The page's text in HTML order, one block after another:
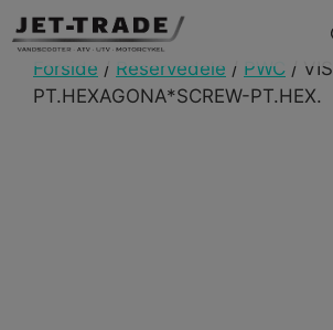
Hop
til
indholdForside / Reservedele / PWC / VIS
PT.HEXAGONA*SCREW-PT.HEX.